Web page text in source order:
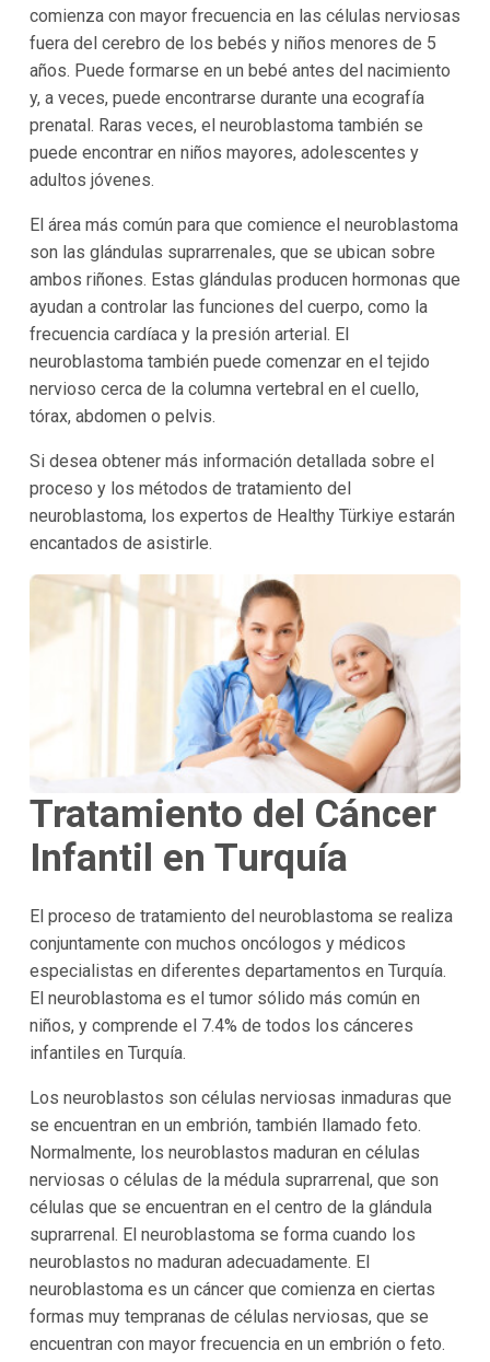
comienza con mayor frecuencia en las células nerviosas
fuera del cerebro de los bebés y niños menores de 5
años. Puede formarse en un bebé antes del nacimiento
y, a veces, puede encontrarse durante una ecografía
prenatal. Raras veces, el neuroblastoma también se
puede encontrar en niños mayores, adolescentes y
adultos jóvenes.
El área más común para que comience el neuroblastoma
son las glándulas suprarrenales, que se ubican sobre
ambos riñones. Estas glándulas producen hormonas que
ayudan a controlar las funciones del cuerpo, como la
frecuencia cardíaca y la presión arterial. El
neuroblastoma también puede comenzar en el tejido
nervioso cerca de la columna vertebral en el cuello,
tórax, abdomen o pelvis.
Si desea obtener más información detallada sobre el
proceso y los métodos de tratamiento del
neuroblastoma, los expertos de Healthy Türkiye estarán
encantados de asistirle.
Tratamiento del Cáncer
Infantil en Turquía
El proceso de tratamiento del neuroblastoma se realiza
conjuntamente con muchos oncólogos y médicos
especialistas en diferentes departamentos en Turquía.
El neuroblastoma es el tumor sólido más común en
niños, y comprende el 7.4% de todos los cánceres
infantiles en Turquía.
Los neuroblastos son células nerviosas inmaduras que
se encuentran en un embrión, también llamado feto.
Normalmente, los neuroblastos maduran en células
nerviosas o células de la médula suprarrenal, que son
células que se encuentran en el centro de la glándula
suprarrenal. El neuroblastoma se forma cuando los
neuroblastos no maduran adecuadamente. El
neuroblastoma es un cáncer que comienza en ciertas
formas muy tempranas de células nerviosas, que se
encuentran con mayor frecuencia en un embrión o feto.